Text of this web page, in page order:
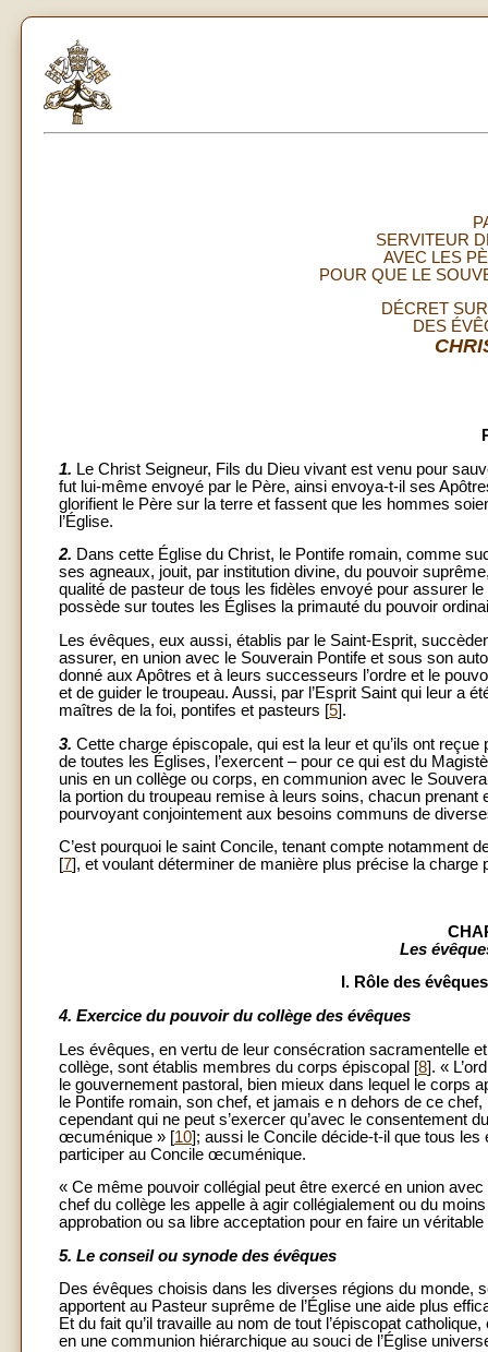
SERVITEUR
AVEC LES
POUR QUE LE
DÉCRET
DES
1. Le Christ Seigneur, Fils du Dieu vivant est venu pour
fut lui-même envoyé par le Père, ainsi envoya-t-il ses
glorifient le Père sur la terre et fassent que les hommes
l’Église.
2. Dans cette Église du Christ, le Pontife romain, comme
ses agneaux, jouit, par institution divine, du pouvoir
qualité de pasteur de tous les fidèles envoyé pour assurer
possède sur toutes les Églises la primauté du pouvoir
Les évêques, eux aussi, établis par le Saint-Esprit,
assurer, en union avec le Souverain Pontife et sous son
donné aux Apôtres et à leurs successeurs l’ordre et le
et de guider le troupeau. Aussi, par l’Esprit Saint qui leur a
maîtres de la foi, pontifes et pasteurs [5].
3. Cette charge épiscopale, qui est la leur et qu’ils ont
de toutes les Églises, l’exercent – pour ce qui est du
unis en un collège ou corps, en communion avec le
la portion du troupeau remise à leurs soins, chacun prenant
pourvoyant conjointement aux besoins communs de
C’est pourquoi le saint Concile, tenant compte notamment
[7], et voulant déterminer de manière plus précise la
Les
I. Rôle des
4. Exercice du pouvoir du collège des évêques
Les évêques, en vertu de leur consécration sacramentelle
collège, sont établis membres du corps épiscopal [8]. «
le gouvernement pastoral, bien mieux dans lequel le corps
le Pontife romain, son chef, et jamais e n dehors de ce
cependant qui ne peut s’exercer qu’avec le consentement
œcuménique » [10]; aussi le Concile décide-t-il que tous
participer au Concile œcuménique.
« Ce même pouvoir collégial peut être exercé en union
chef du collège les appelle à agir collégialement ou du
approbation ou sa libre acceptation pour en faire un
5. Le conseil ou synode des évêques
Des évêques choisis dans les diverses régions du monde,
apportent au Pasteur suprême de l’Église une aide plus
Et du fait qu’il travaille au nom de tout l’épiscopat
en une communion hiérarchique au souci de l’Église